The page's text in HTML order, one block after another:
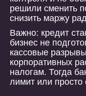
решили сменить
снизить маржу
Важно: кредит
бизнес не
кассовые
корпоративных
налогам. Тогда
лимит или просто